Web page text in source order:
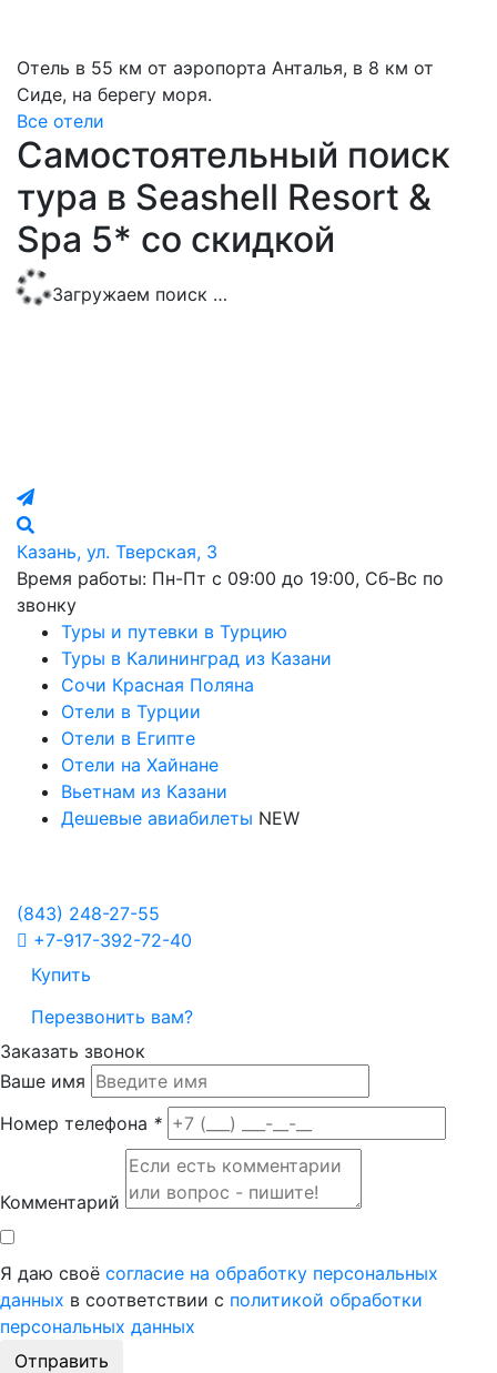
Отель в 55 км от аэропорта Анталья, в 8 км от
Сиде, на берегу моря.
Все отели
Самостоятельный поиск
тура в Seashell Resort &
Spa 5* со скидкой
Загружаем поиск …
Казань, ул. Тверская, 3
Время работы: Пн-Пт с 09:00 до 19:00, Сб-Вс по
звонку
Туры и путевки в Турцию
Туры в Калининград из Казани
Сочи Красная Поляна
Отели в Турции
Отели в Египте
Отели на Хайнане
Вьетнам из Казани
Дешевые авиабилеты NEW
(843) 248-27-55
+7-917-392-72-40
Купить
Перезвонить вам?
Заказать звонок
Ваше имя
Номер телефона *
Комментарий
Я даю своё согласие на обработку персональных
данных в соответствии с политикой обработки
персональных данных
Отправить